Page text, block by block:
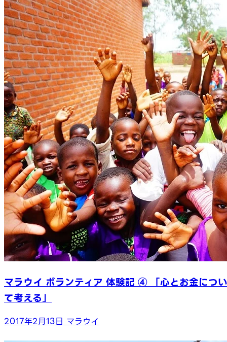
マラウイ ボランティア 体験記 ④ 「心とお金につい
て考える」
2017年2月13日 マラウイ